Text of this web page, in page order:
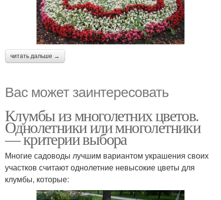
читать дальше →
Вас может заинтересовать
Клумбы из многолетних цветов.
Однолетники или многолетники
— критерии выбора
Многие садоводы лучшим вариантом украшения своих
участков считают однолетние невысокие цветы для
клумбы, которые: